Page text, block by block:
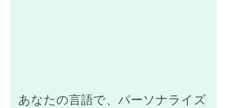
あなたの言語で、パーソナライズ